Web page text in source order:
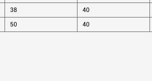
38 40
50 40